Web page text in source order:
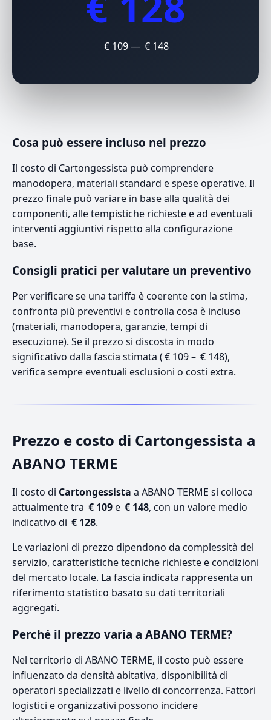
€ 109 — € 148
Cosa può essere incluso nel prezzo
Il costo di Cartongessista può comprendere
manodopera, materiali standard e spese operative. Il
prezzo finale può variare in base alla qualità dei
componenti, alle tempistiche richieste e ad eventuali
interventi aggiuntivi rispetto alla configurazione
base.
Consigli pratici per valutare un preventivo
Per verificare se una tariffa è coerente con la stima,
confronta più preventivi e controlla cosa è incluso
(materiali, manodopera, garanzie, tempi di
esecuzione). Se il prezzo si discosta in modo
significativo dalla fascia stimata ( € 109 – € 148),
verifica sempre eventuali esclusioni o costi extra.
Prezzo e costo di Cartongessista a
ABANO TERME
Il costo di Cartongessista a ABANO TERME si colloca
attualmente tra € 109e € 148, con un valore medio
indicativo di € 128.
Le variazioni di prezzo dipendono da complessità del
servizio, caratteristiche tecniche richieste e condizioni
del mercato locale. La fascia indicata rappresenta un
riferimento statistico basato su dati territoriali
aggregati.
Perché il prezzo varia a ABANO TERME?
Nel territorio di ABANO TERME, il costo può essere
influenzato da densità abitativa, disponibilità di
operatori specializzati e livello di concorrenza. Fattori
logistici e organizzativi possono incidere